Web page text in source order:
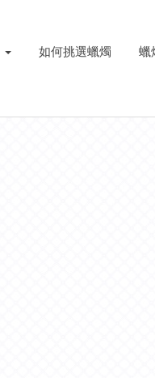
如何挑選蠟燭 蠟